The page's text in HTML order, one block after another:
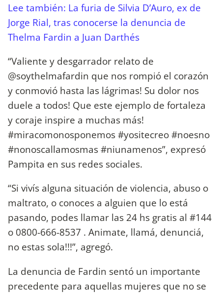
Lee también: La furia de Silvia D’Auro, ex de
Jorge Rial, tras conocerse la denuncia de
Thelma Fardin a Juan Darthés
“Valiente y desgarrador relato de
@soythelmafardin que nos rompió el corazón
y conmovió hasta las lágrimas! Su dolor nos
duele a todos! Que este ejemplo de fortaleza
y coraje inspire a muchas más!
#miracomonosponemos #yositecreo #noesno
#nonoscallamosmas #niunamenos”, expresó
Pampita en sus redes sociales.
“Si vivís alguna situación de violencia, abuso o
maltrato, o conoces a alguien que lo está
pasando, podes llamar las 24 hs gratis al #144
o 0800-666-8537 . Animate, llamá, denunciá,
no estas sola!!!”, agregó.
La denuncia de Fardin sentó un importante
precedente para aquellas mujeres que no se